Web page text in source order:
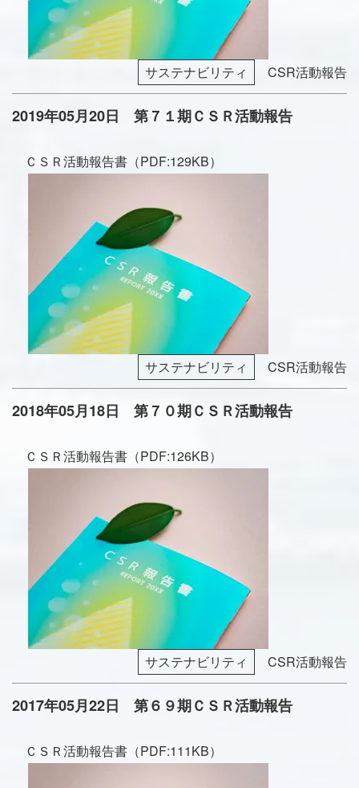
サステナビリティ CSR活動報告
2019年05月20日 第７１期ＣＳＲ活動報告
ＣＳＲ活動報告書（PDF:129KB）
サステナビリティ CSR活動報告
2018年05月18日 第７０期ＣＳＲ活動報告
ＣＳＲ活動報告書（PDF:126KB）
サステナビリティ CSR活動報告
2017年05月22日 第６９期ＣＳＲ活動報告
ＣＳＲ活動報告書（PDF:111KB）